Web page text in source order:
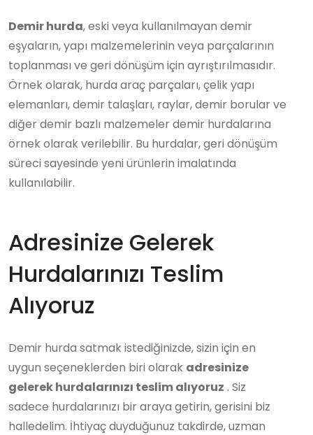
Demir hurda, eski veya kullanılmayan demir
eşyaların, yapı malzemelerinin veya parçalarının
toplanması ve geri dönüşüm için ayrıştırılmasıdır.
Örnek olarak, hurda araç parçaları, çelik yapı
elemanları, demir talaşları, raylar, demir borular ve
diğer demir bazlı malzemeler demir hurdalarına
örnek olarak verilebilir. Bu hurdalar, geri dönüşüm
süreci sayesinde yeni ürünlerin imalatında
kullanılabilir.
Adresinize Gelerek
Hurdalarınızı Teslim
Alıyoruz
Demir hurda satmak istediğinizde, sizin için en
uygun seçeneklerden biri olarak adresinize
gelerek hurdalarınızı teslim alıyoruz . Siz
sadece hurdalarınızı bir araya getirin, gerisini biz
halledelim. İhtiyaç duyduğunuz takdirde, uzman